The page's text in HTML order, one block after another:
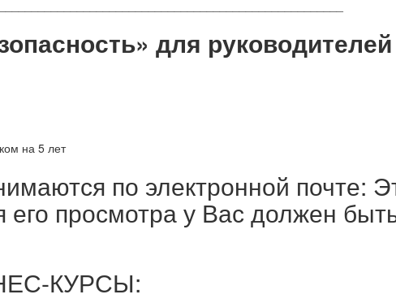
для
на 5 лет
по электронной почте:
просмотра у Вас должен
КУРСЫ: